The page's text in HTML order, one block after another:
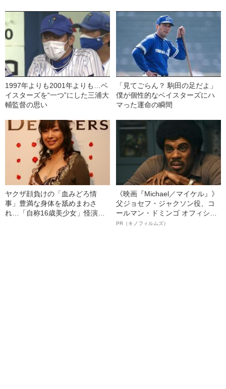
1997年よりも2001年よりも…ベ
イスターズを“一つ”にした三浦大
輔監督の思い
「見てごらん？ 駒田の足だよ」
僕が個性的なベイスターズにハ
マった運命の瞬間
ヤクザ顔負けの「血みどろ情
事」豊満な身体を舐めまわさ
れ…「自称16歳美少女」怪演
《映画『Michael／マイケル』》
父ジョセフ・ジャクソン役、コ
ールマン・ドミンゴ オフィシャ
ルインタビュー“観客を魅了した
PR（キノフィルムズ）